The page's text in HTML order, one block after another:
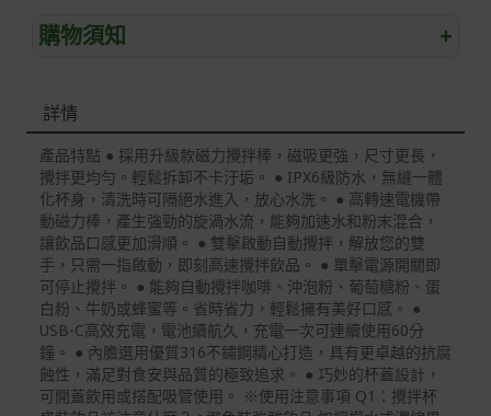
購物須知 +
本網站消費者享有商品到貨七天鑑賞期之權益(鑑賞期並非
試用期)。
到貨七天內消費者有權申請退貨或換貨；超過七天以上(含
假日)，恕無法辦理。
退回之商品必須是全新狀態且完整包裝(含商品、附件、包
裝、紙箱及所有附隨文件或資料)。
商品到貨後進行開箱前請全程錄影以確保自身權益 ! 非商
品本身瑕疵之退貨商品若有上述不完整之情況，本公司有
權向消費者收取相應的整新費用。
*遊戲光碟、軟體等影音商品屬智慧財產權之商品。依消費
者保護法第十九條第二項規定，一經拆封後恕不接受退換
詳情
產品特點 ● 採用升級款磁力攪拌棒，磁吸更強，尺寸更長，
攪拌更均勻。輕鬆拆卸不卡汙垢。 ● IPX6級防水，無縫一體
化杯身，清洗時可隔絕水進入，放心水洗。 ● 高轉速電機帶
動磁力棒，產生強勁的旋渦水流，能夠加速水和粉末混合，
讓飲品口感更加滑順。 ● 雙擊啟動自動攪拌，解放您的雙
手，只需一指啟動，即刻高速攪拌飲品。 ● 單擊電源開關即
可停止攪拌。 ● 能夠自動攪拌咖啡、沖泡粉、葡萄糖粉、蛋
白粉、牛奶或蜂蜜等。省時省力，輕鬆擁有美好口感。 ●
USB-C高效充電，電池續航久，充電一次可連續使用60分
鐘。 ● 內膽選用優質316不鏽鋼精心打造，具有更卓越的抗腐
蝕性，滿足對食安與品質的極致追求。 ● 巧妙的杯蓋設計，
可開蓋飲用或搭配吸管使用。 ※使用注意事項 Q1：攪拌杯